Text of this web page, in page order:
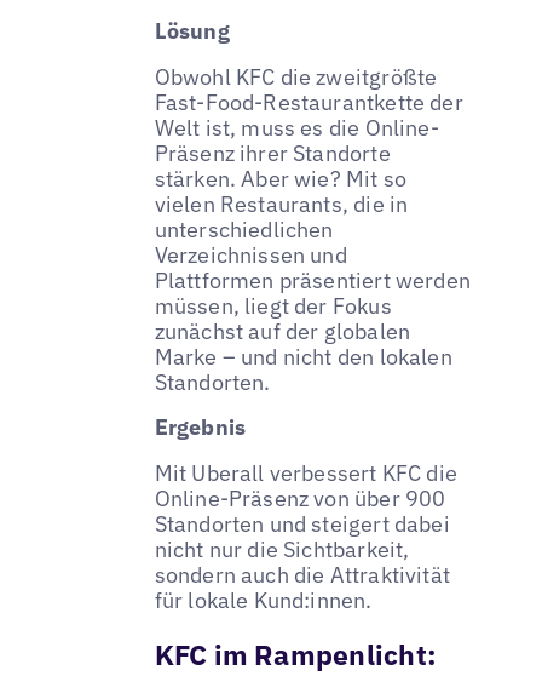
Lösung
Obwohl KFC die zweitgrößte
Fast-Food-Restaurantkette der
Welt ist, muss es die Online-
Präsenz ihrer Standorte
stärken. Aber wie? Mit so
vielen Restaurants, die in
unterschiedlichen
Verzeichnissen und
Plattformen präsentiert werden
müssen, liegt der Fokus
zunächst auf der globalen
Marke – und nicht den lokalen
Standorten.
Ergebnis
Mit Uberall verbessert KFC die
Online-Präsenz von über 900
Standorten und steigert dabei
nicht nur die Sichtbarkeit,
sondern auch die Attraktivität
für lokale Kund:innen.
KFC im Rampenlicht: